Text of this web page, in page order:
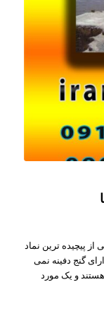
از پیچیده ترین نماد
گنج دفینه نمی
و یک مورد